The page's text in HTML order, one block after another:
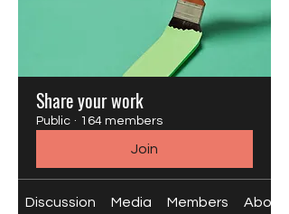
Share your work
Public · 164 members
Join
Discussion Media Members About